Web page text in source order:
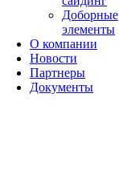
Доборные
элементы
О компании
Новости
Партнеры
Документы